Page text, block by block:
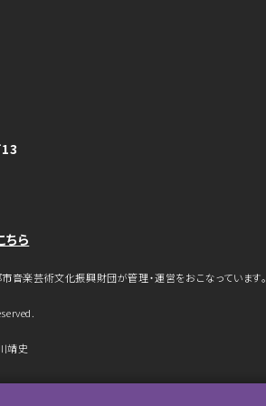
ちら
楽芸術文化振興財団が管理・運営をおこなっています。
靖史